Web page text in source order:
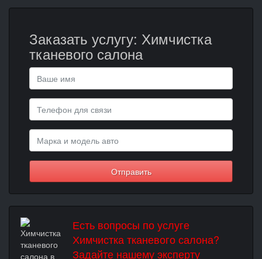
Заказать услугу: Химчистка
тканевого салона
Отправить
Есть вопросы по услуге
Химчистка тканевого салона?
Задайте нашему эксперту